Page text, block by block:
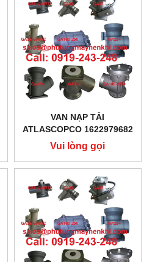
VAN NẠP TẢI
ATLASCOPCO 1622979682
Vui lòng gọi